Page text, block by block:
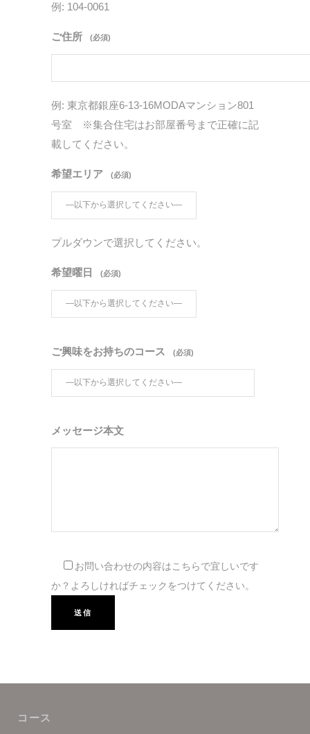
例: 104-0061
ご住所 (必須)
例: 東京都銀座6-13-16MODAマンション801
号室 ※集合住宅はお部屋番号まで正確に記
載してください。
希望エリア (必須)
プルダウンで選択してください。
希望曜日 (必須)
ご興味をお持ちのコース (必須)
メッセージ本文
お問い合わせの内容はこちらで宜しいです
か？よろしければチェックをつけてください。
コース